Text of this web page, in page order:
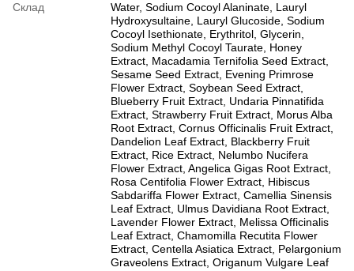
Склад
Water, Sodium Cocoyl Alaninate, Lauryl
Hydroxysultaine, Lauryl Glucoside, Sodium
Cocoyl Isethionate, Erythritol, Glycerin,
Sodium Methyl Cocoyl Taurate, Honey
Extract, Macadamia Ternifolia Seed Extract,
Sesame Seed Extract, Evening Primrose
Flower Extract, Soybean Seed Extract,
Blueberry Fruit Extract, Undaria Pinnatifida
Extract, Strawberry Fruit Extract, Morus Alba
Root Extract, Cornus Officinalis Fruit Extract,
Dandelion Leaf Extract, Blackberry Fruit
Extract, Rice Extract, Nelumbo Nucifera
Flower Extract, Angelica Gigas Root Extract,
Rosa Centifolia Flower Extract, Hibiscus
Sabdariffa Flower Extract, Camellia Sinensis
Leaf Extract, Ulmus Davidiana Root Extract,
Lavender Flower Extract, Melissa Officinalis
Leaf Extract, Chamomilla Recutita Flower
Extract, Centella Asiatica Extract, Pelargonium
Graveolens Extract, Origanum Vulgare Leaf